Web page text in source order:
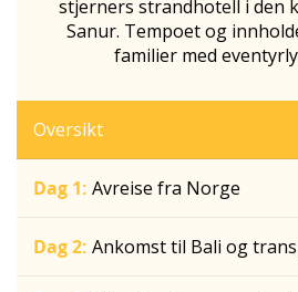
stjerners strandhotell i den
Sanur. Tempoet og
familier med
Oversikt
Dag 1: Avreise fra Norge
Dag 2: Ankomst til Bali og